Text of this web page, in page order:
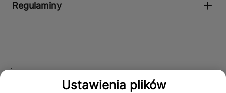
Regulaminy
Śledź nas!
Ustawienia plików